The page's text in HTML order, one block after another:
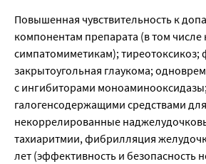
Повышенная чувствительность к
компонентам препарата (в том числе
симпатомиметикам);
закрытоугольная глаукома;
с ингибиторами
галогенсодержащими средствами
некоррелированные
тахиаритмии, фибрилляция
лет (эффективность и безопасность